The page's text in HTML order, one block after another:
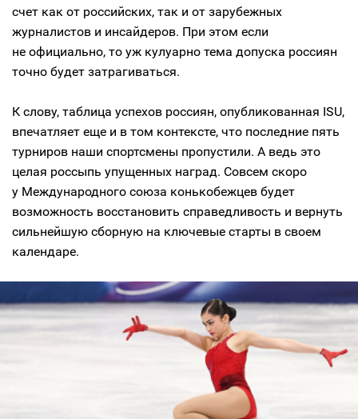
счет как от российских, так и от зарубежных
журналистов и инсайдеров. При этом если
не официально, то уж кулуарно тема допуска россиян
точно будет затрагиваться.
К слову, таблица успехов россиян, опубликованная ISU,
впечатляет еще и в том контексте, что последние пять
турниров наши спортсмены пропустили. А ведь это
целая россыпь упущенных наград. Совсем скоро
у Международного союза конькобежцев будет
возможность восстановить справедливость и вернуть
сильнейшую сборную на ключевые старты в своем
календаре.